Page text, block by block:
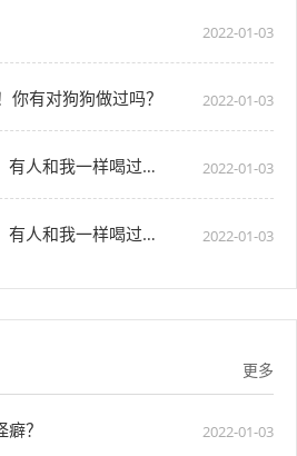
2022-01-03
你有对狗狗做过吗？ 2022-01-03
好奇猫奶是什么味道，有人和我一样喝过猫奶吗？” 2022-01-03
好奇猫奶是什么味道，有人和我一样喝过猫奶吗？” 2022-01-03
更多
？ 2022-01-03